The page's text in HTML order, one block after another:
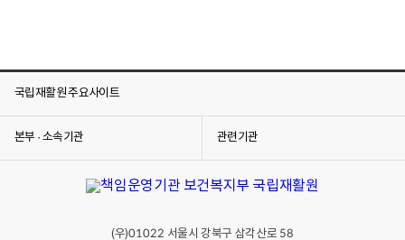
국립재활원 주요사이트
본부 · 소속기관 관련기관
(우)01022 서울시 강북구 삼각산로 58